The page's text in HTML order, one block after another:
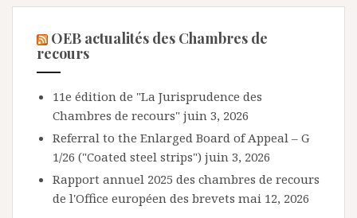
OEB actualités des Chambres de
recours
11e édition de "La Jurisprudence des
Chambres de recours" juin 3, 2026
Referral to the Enlarged Board of Appeal – G
1/26 ("Coated steel strips") juin 3, 2026
Rapport annuel 2025 des chambres de recours
de l'Office européen des brevets mai 12, 2026